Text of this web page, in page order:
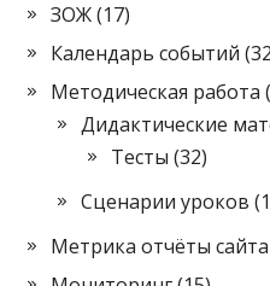
ЗОЖ(17)
Календарь событий
Методическая работа
Дидактические
Тесты (32)
Сценарии уроков
Метрика отчёты сайта